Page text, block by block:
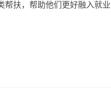
扶，帮助他们更好融入就业